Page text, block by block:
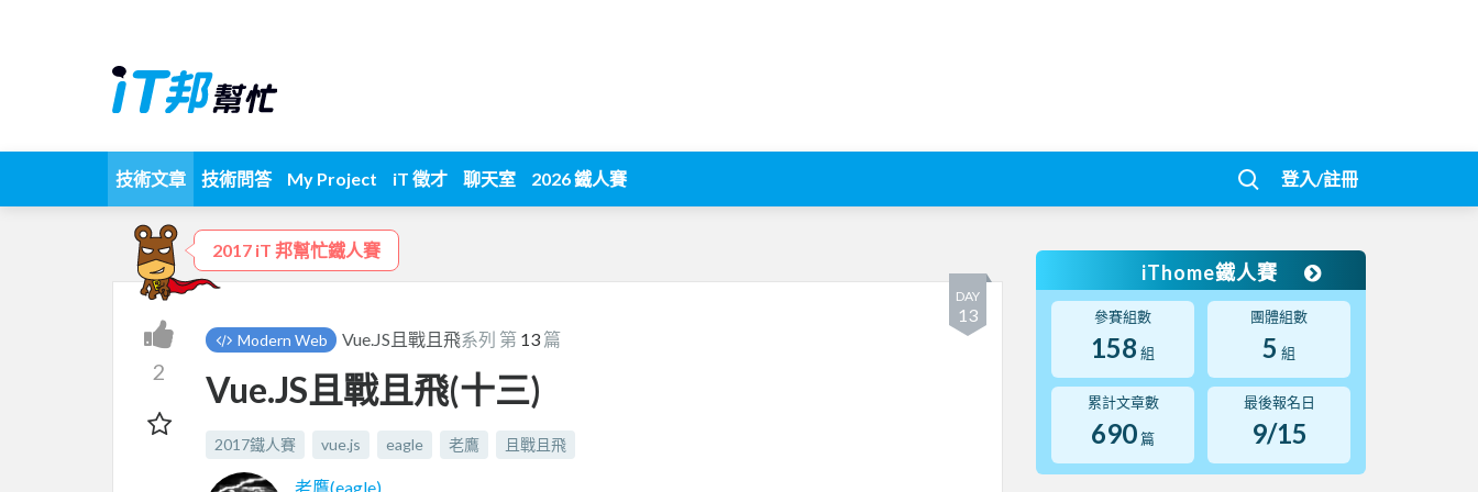
技術文章 技術問答 My Project iT 徵才 聊天室 2026 鐵人賽 登入/註冊
2017 iT 邦幫忙鐵人賽
DAY
13
2
Modern Web Vue.JS且戰且飛系列 第 13 篇
Vue.JS且戰且飛(十三)
2017鐵人賽 vue.js eagle 老鷹 且戰且飛
老鷹(eagle)
iThome鐵人賽
參賽組數
158 組
團體組數
5 組
累計文章數
690 篇
最後報名日
9/15